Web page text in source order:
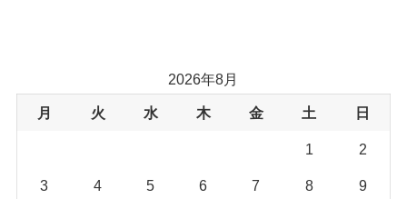
2026年8月
月 火 水 木 金 土 日
1 2
3 4 5 6 7 8 9